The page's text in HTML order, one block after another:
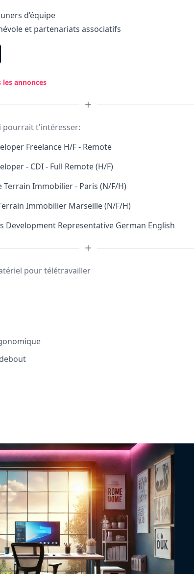
d’équipe
et partenariats associatifs
annonces
pourrait t'intéresser:
Freelance H/F - Remote
- CDI - Full Remote (H/F)
Terrain Immobilier - Paris (N/F/H)
Immobilier Marseille (N/F/H)
Development Representative German English
pour télétravailler